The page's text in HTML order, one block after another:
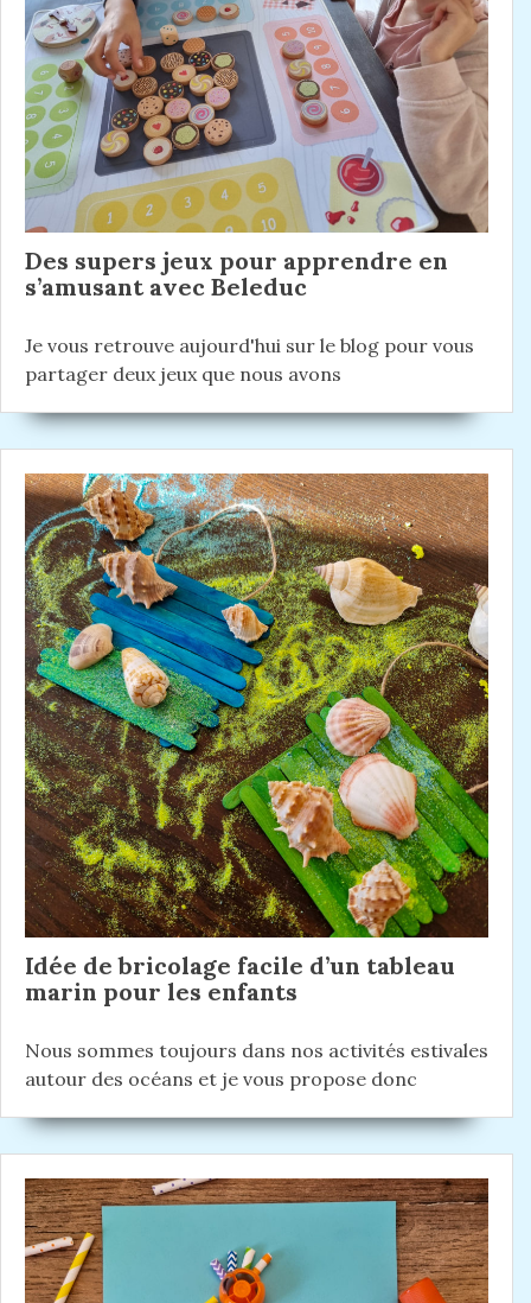
d
e
l
a
r
t
c
l
e
n
t
:
Des supers jeux pour apprendre en
s’amusant avec Beleduc
Je vous retrouve aujourd'hui sur le blog pour vous
partager deux jeux que nous avons
Idée de bricolage facile d’un tableau
marin pour les enfants
Nous sommes toujours dans nos activités estivales
autour des océans et je vous propose donc